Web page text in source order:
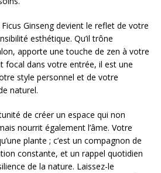
Ginseng devient le reflet de votre
esthétique. Qu’il trône
apporte une touche de zen à votre
focal dans votre entrée, il est une
style personnel et de votre
naturel.
de créer un espace qui non
nourrit également l’âme. Votre
plante ; c’est un compagnon de
constante, et un rappel quotidien
de la nature. Laissez-le